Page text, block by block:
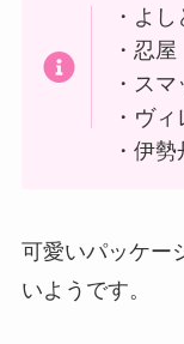
・よし
・忍屋
・ス
・ヴ
・伊勢
可愛いパッケー
いようです。